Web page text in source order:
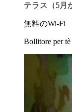
テラス（5月
無料のWi-Fi
Bollitore per tè